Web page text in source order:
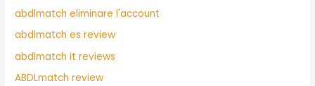
abdlmatch eliminare l'account
abdlmatch es review
abdlmatch it reviews
ABDLmatch review